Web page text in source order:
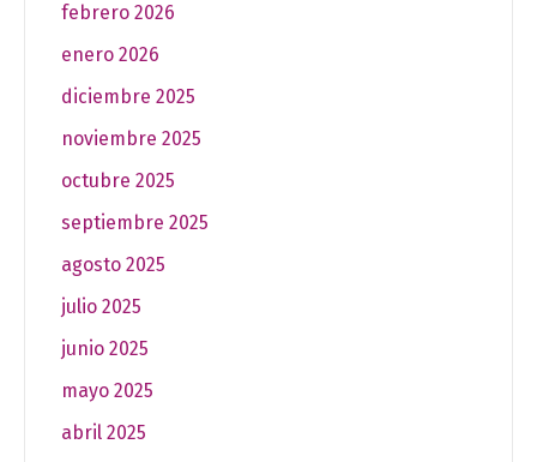
febrero 2026
enero 2026
diciembre 2025
noviembre 2025
octubre 2025
septiembre 2025
agosto 2025
julio 2025
junio 2025
mayo 2025
abril 2025